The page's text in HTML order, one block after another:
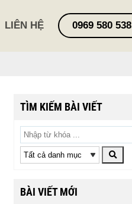
LIÊN HỆ 0969 580 538
TÌM KIẾM BÀI VIẾT
BÀI VIẾT MỚI